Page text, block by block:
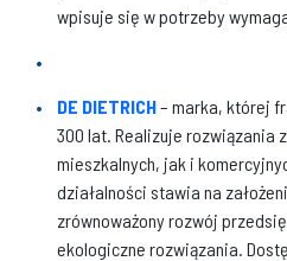
wpisuje się w potrzeby
DE DIETRICH– marka, której
300 lat. Realizuje rozwiązania
mieszkalnych, jak i
działalności stawia na
zrównoważony rozwój
ekologiczne rozwiązania.